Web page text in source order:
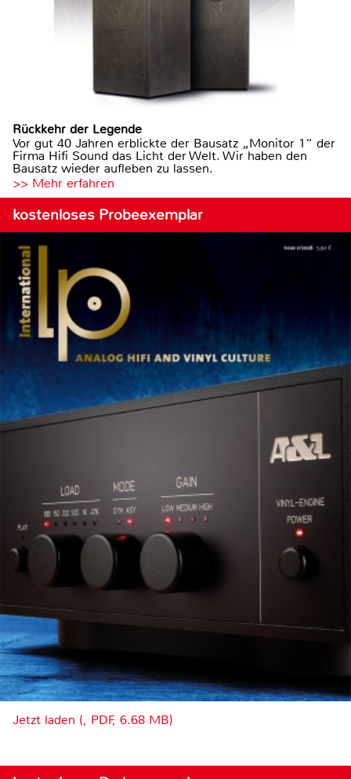
Rückkehr der Legende
Vor gut 40 Jahren erblickte der Bausatz „Monitor 1“ der
Firma Hifi Sound das Licht der Welt. Wir haben den
Bausatz wieder aufleben zu lassen.
>> Mehr erfahren
kostenloses Probeexemplar
Jetzt laden (, PDF, 6.68 MB)